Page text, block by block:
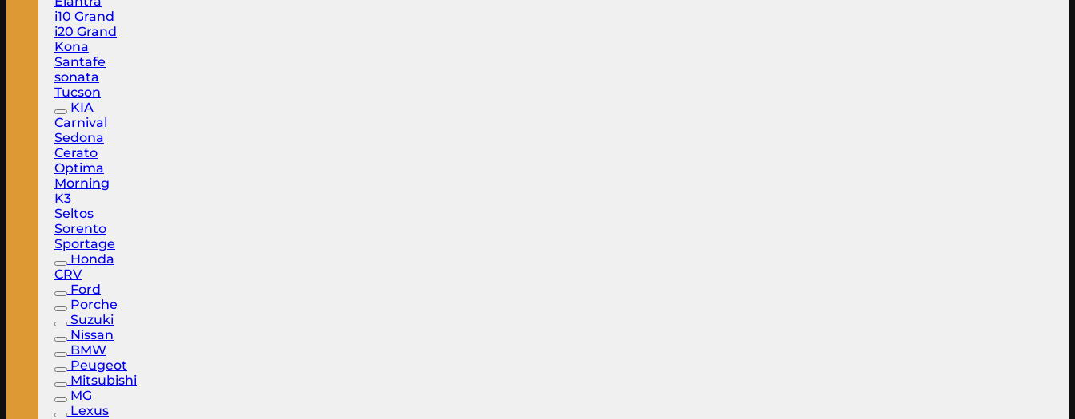
i10 Grand
i20 Grand
Kona
Santafe
sonata
Tucson
KIA
Carnival
Sedona
Cerato
Optima
Morning
K3
Seltos
Sorento
Sportage
Honda
CRV
Ford
Porche
Suzuki
Nissan
BMW
Peugeot
Mitsubishi
MG
Lexus